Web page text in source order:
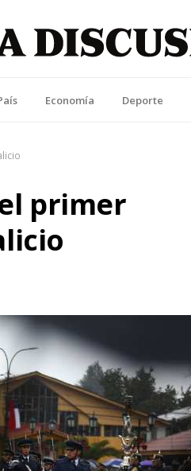
Economía Deporte
primer